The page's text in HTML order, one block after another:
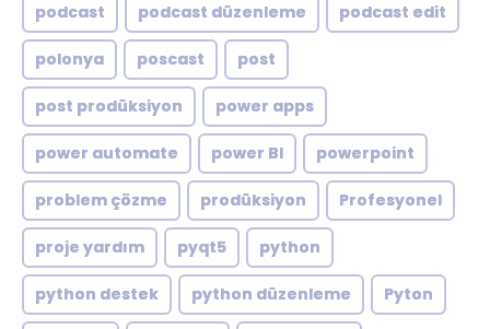
podcast podcast düzenleme podcast edit
polonya poscast post
post prodüksiyon power apps
power automate power BI powerpoint
problem çözme prodüksiyon Profesyonel
proje yardım pyqt5 python
python destek python düzenleme Pyton